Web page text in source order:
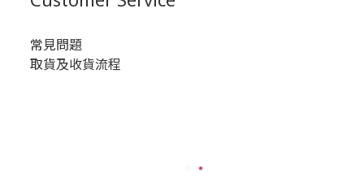
常見問題
取貨及收貨流程